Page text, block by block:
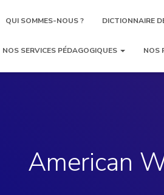
QUI SOMMES-NOUS ? DICTIONNAIRE
NOS SERVICES PÉDAGOGIQUES NOS
American